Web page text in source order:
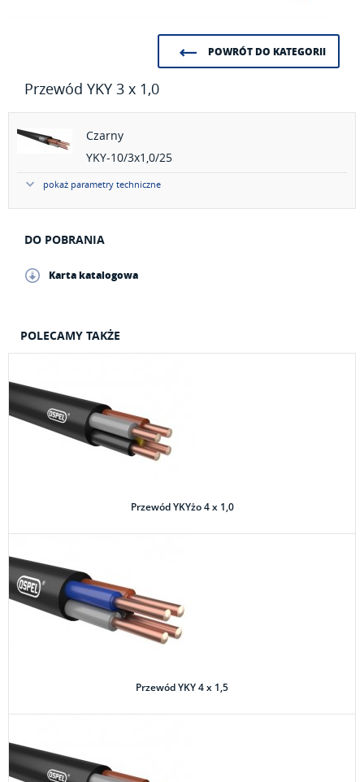
POWRÓT DO KATEGORII
Przewód YKY 3 x 1,0
Czarny
YKY-10/3x1,0/25
pokaż parametry techniczne
DO POBRANIA
Karta katalogowa
POLECAMY TAKŻE
Przewód YKYżo 4 x 1,0
Przewód YKY 4 x 1,5